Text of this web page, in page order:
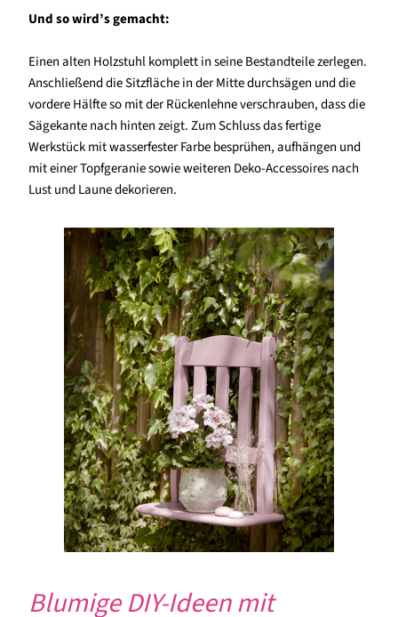
Und so wird’s gemacht:
Einen alten Holzstuhl komplett in seine Bestandteile zerlegen.
Anschließend die Sitzfläche in der Mitte durchsägen und die
vordere Hälfte so mit der Rückenlehne verschrauben, dass die
Sägekante nach hinten zeigt. Zum Schluss das fertige
Werkstück mit wasserfester Farbe besprühen, aufhängen und
mit einer Topfgeranie sowie weiteren Deko-Accessoires nach
Lust und Laune dekorieren.
Blumige DIY-Ideen mit